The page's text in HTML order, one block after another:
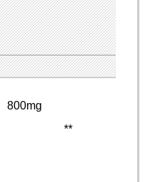
800mg
**